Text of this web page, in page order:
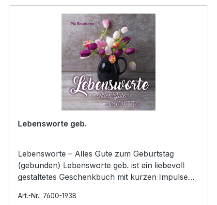
Lebensworte geb.
Lebensworte – Alles Gute zum Geburtstag
(gebunden) Lebensworte geb. ist ein liebevoll
gestaltetes Geschenkbuch mit kurzen Impulsen,
Art.-Nr.: 7600-1938